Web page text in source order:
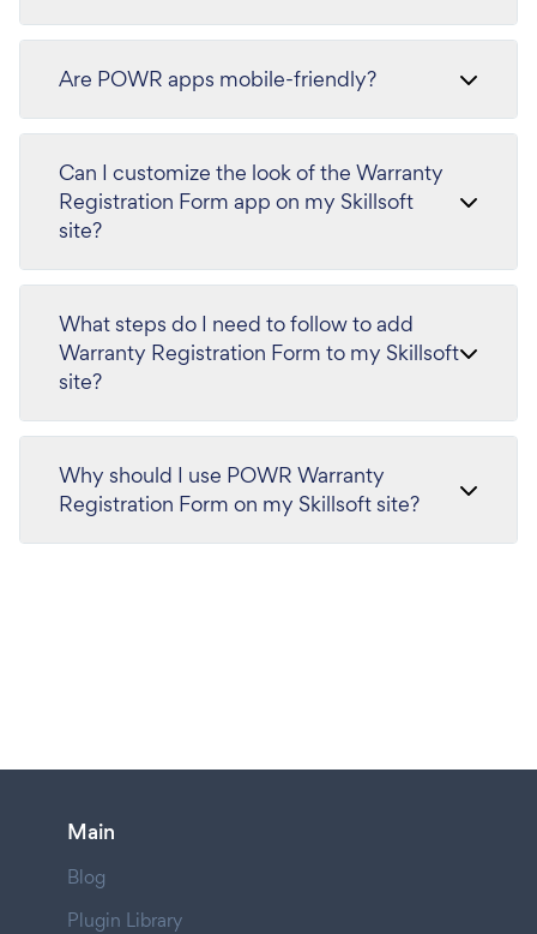
Are POWR apps mobile-friendly?
Can I customize the look of the Warranty
Registration Form app on my Skillsoft
site?
What steps do I need to follow to add
Warranty Registration Form to my Skillsoft
site?
Why should I use POWR Warranty
Registration Form on my Skillsoft site?
Main
Blog
Plugin Library